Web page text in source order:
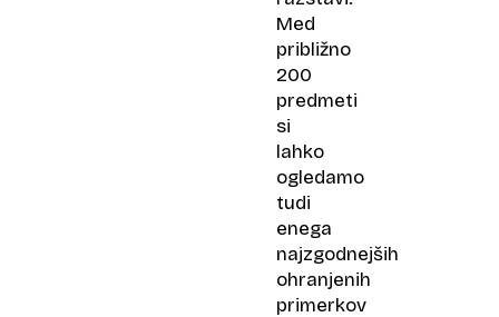
Med
približno
200
predmeti
si
lahko
ogledamo
tudi
enega
najzgodnejših
ohranjenih
primerkov